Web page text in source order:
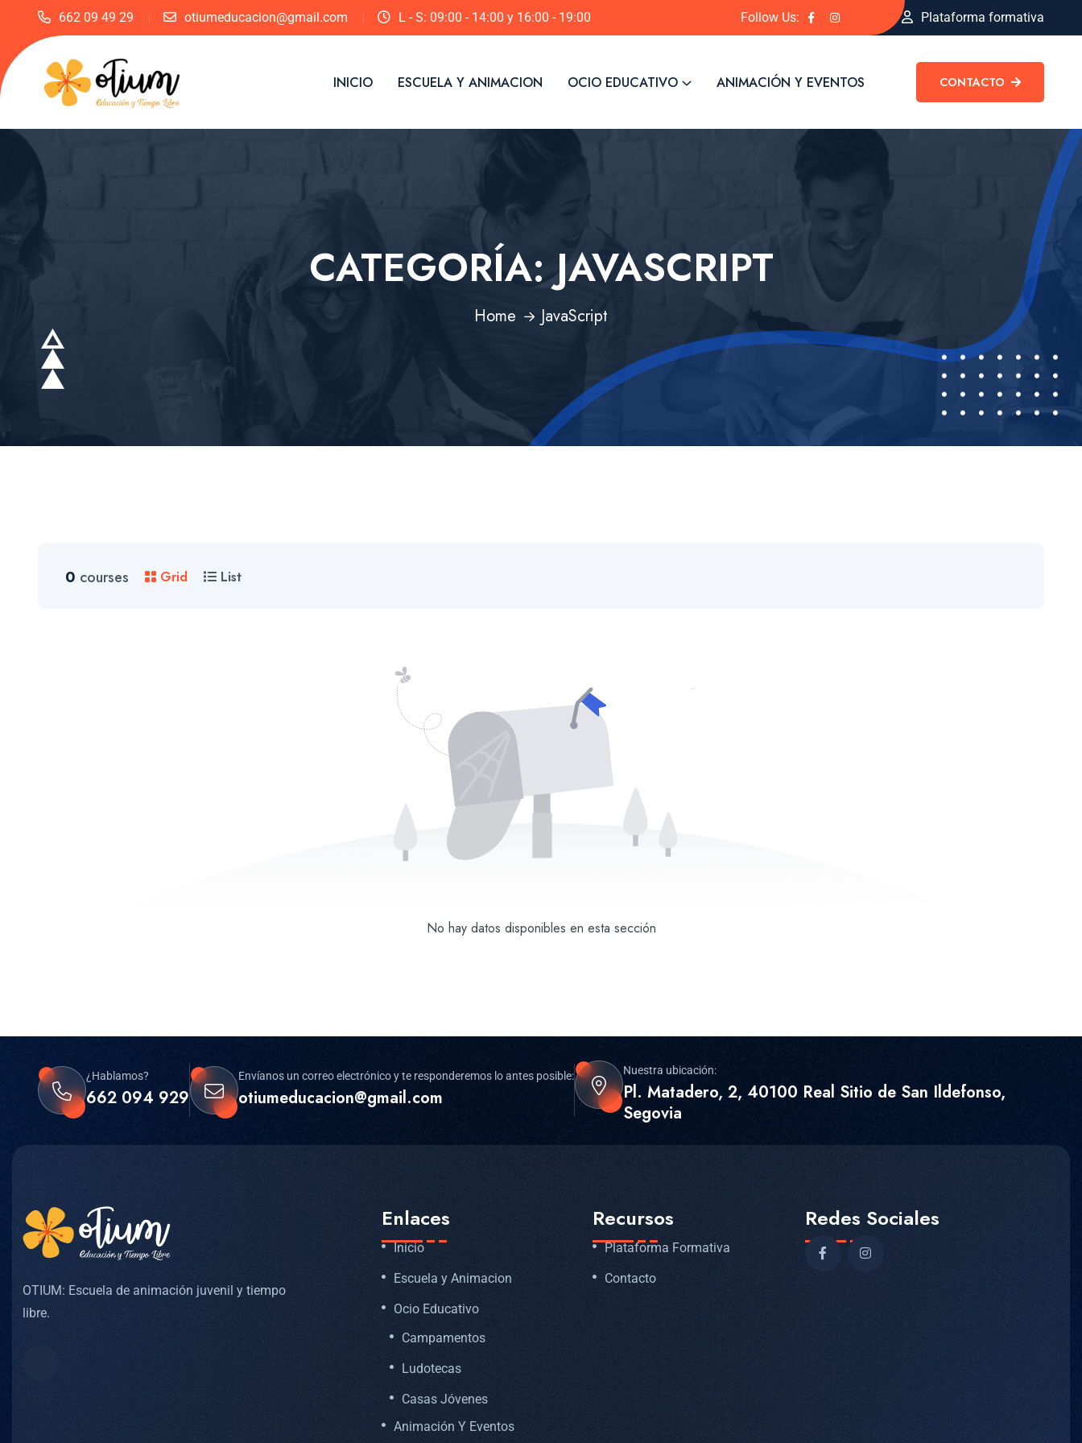
662 09 49 29 otiumeducacion@gmail.com L - S: 09:00 - 14:00 y 16:00 - 19:00 Follow Us: Plataforma formativa
INICIO ESCUELA Y ANIMACION OCIO EDUCATIVO ANIMACIÓN Y EVENTOS CONTACTO
CATEGORÍA:JAVASCRIPT
Home JavaScript
0 courses Grid List
No hay datos disponibles en esta sección
¿Hablamos?
662 094 929
Envíanos un correo electrónico y te responderemos lo antes posible:
otiumeducacion@gmail.com
Nuestra ubicación:
Pl. Matadero, 2, 40100 Real Sitio de San Ildefonso,
Segovia
OTIUM: Escuela de animación juvenil y tiempo
libre.
Enlaces
Inicio
Escuela y Animacion
Ocio Educativo
Campamentos
Ludotecas
Casas Jóvenes
Animación Y Eventos
Recursos
Plataforma Formativa
Contacto
Redes Sociales